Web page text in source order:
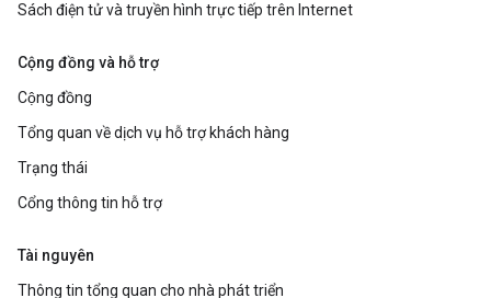
Sách điện tử và truyền hình trực tiếp trên Internet
Cộng đồng và hỗ trợ
Cộng đồng
Tổng quan về dịch vụ hỗ trợ khách hàng
Trạng thái
Cổng thông tin hỗ trợ
Tài nguyên
Thông tin tổng quan cho nhà phát triển